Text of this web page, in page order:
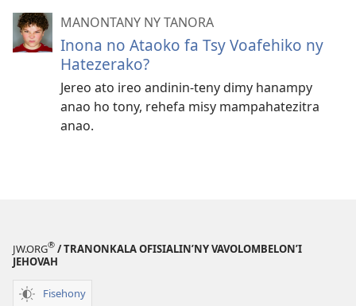
MANONTANY NY TANORA
Inona no Ataoko fa Tsy Voafehiko ny
Hatezerako?
Jereo ato ireo andinin-teny dimy hanampy
anao ho tony, rehefa misy mampahatezitra
anao.
JW.ORG® / TRANONKALA OFISIALIN’NY VAVOLOMBELON’I
JEHOVAH
Fisehony